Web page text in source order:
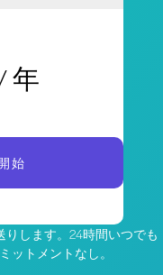
年
始
りします。24時間いつでも
ットメントなし。